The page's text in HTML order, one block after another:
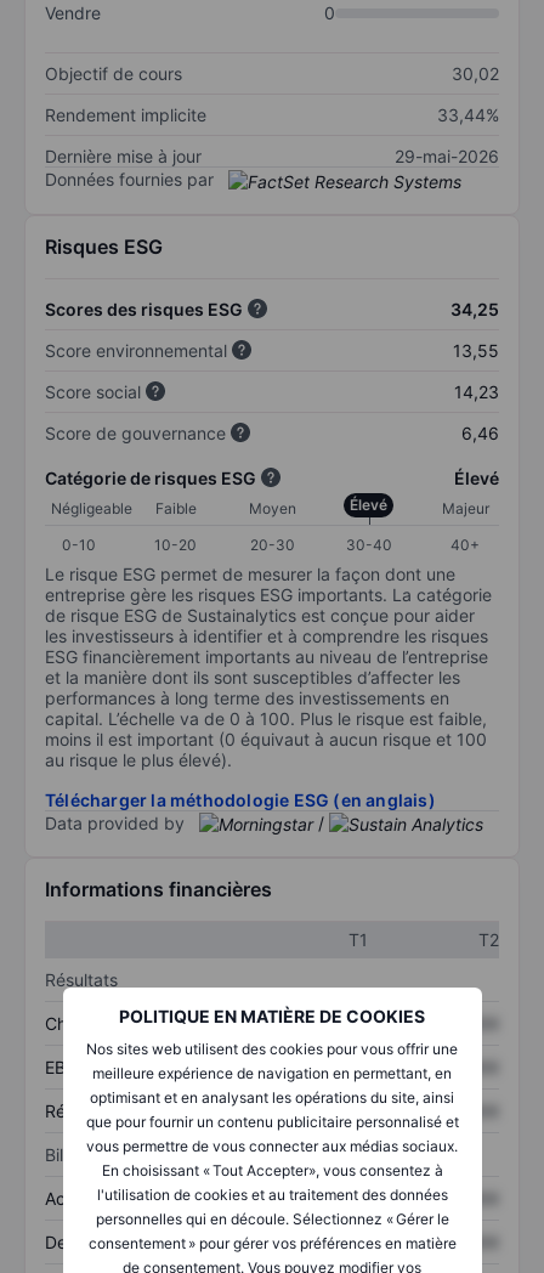
POLITIQUE EN MATIÈRE DE COOKIES
Nos sites web utilisent des cookies pour vous offrir une
meilleure expérience de navigation en permettant, en
optimisant et en analysant les opérations du site, ainsi
que pour fournir un contenu publicitaire personnalisé et
vous permettre de vous connecter aux médias sociaux.
En choisissant « Tout Accepter», vous consentez à
l'utilisation de cookies et au traitement des données
personnelles qui en découle. Sélectionnez « Gérer le
consentement » pour gérer vos préférences en matière
de consentement. Vous pouvez modifier vos
Vendre
0
Objectif de cours
30,02
Rendement implicite
33,44%
Dernière mise à jour
29-mai-2026
Données fournies par
Risques ESG
Scores des risques ESG
34,25
Score environnemental
13,55
Score social
14,23
Score de gouvernance
6,46
Catégorie de risques ESG Élevé
Négligeable Faible Moyen Élevé
Majeur
0-10
10-20 20-30 30-40 40+
Le risque ESG permet de mesurer la façon dont une
entreprise gère les risques ESG importants. La catégorie
de risque ESG de Sustainalytics est conçue pour aider
les investisseurs à identifier et à comprendre les risques
ESG financièrement importants au niveau de l’entreprise
et la manière dont ils sont susceptibles d’affecter les
performances à long terme des investissements en
capital. L’échelle va de 0 à 100. Plus le risque est faible,
moins il est important (0 équivaut à aucun risque et 100
au risque le plus élevé).
Télécharger la méthodologie ESG (en anglais)
Data provided by
/
Informations financières
T1
T2
Résultats
Chiffre d’affaires XXXXXXX XXXXXXX
EBITDA XXXXXXX XXXXXXX
Résultat net XXXXXXX XXXXXXX
Bilan
Actifs totaux XXXXXXX XXXXXXX
Dette totale XXXXXXX XXXXXXX